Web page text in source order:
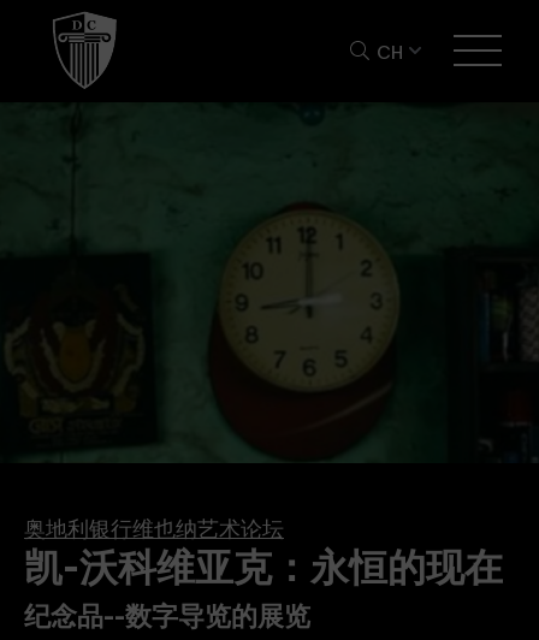
CH
奥地利银行维也纳艺术论坛
凯-沃科维亚克：永恒的现在
纪念品--数字导览的展览